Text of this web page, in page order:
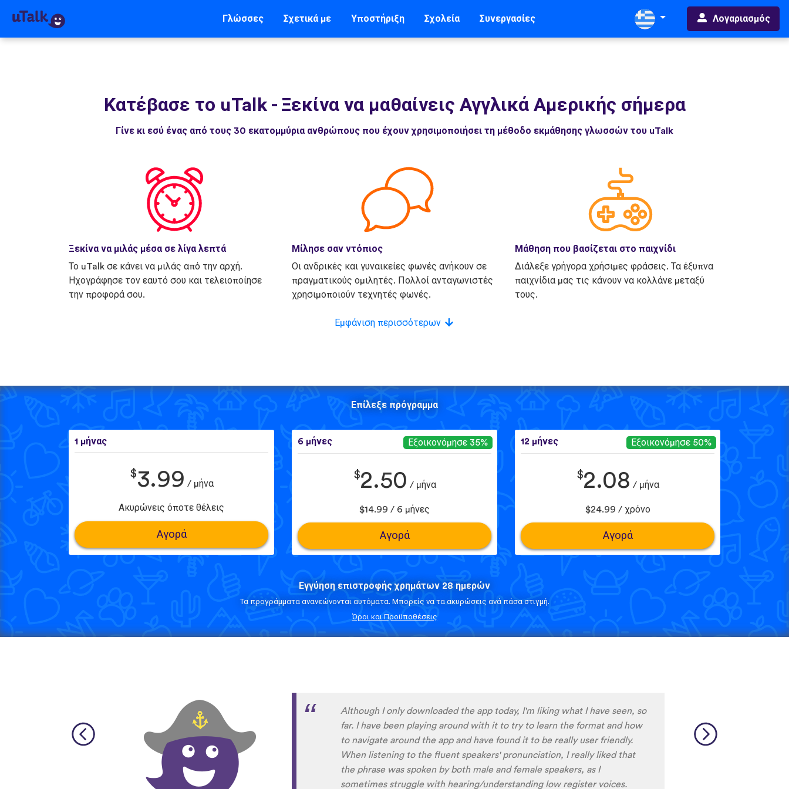
Γλώσσες Σχετικά με Υποστήριξη Σχολεία Συνεργασίες Λογαριασμός
Κατέβασε το uTalk - Ξεκίνα να μαθαίνεις Αγγλικά Αμερικής σήμερα
Γίνε κι εσύ ένας από τους 30 εκατομμύρια ανθρώπους που έχουν χρησιμοποιήσει τη μέθοδο εκμάθησης γλωσσών του uTalk
Ξεκίνα να μιλάς μέσα σε λίγα λεπτά
Το uTalk σε κάνει να μιλάς από την αρχή.
Ηχογράφησε τον εαυτό σου και τελειοποίησε
την προφορά σου.
Μίλησε σαν ντόπιος
Οι ανδρικές και γυναικείες φωνές ανήκουν σε
πραγματικούς ομιλητές. Πολλοί ανταγωνιστές
χρησιμοποιούν τεχνητές φωνές.
Μάθηση που βασίζεται στο παιχνίδι
Διάλεξε γρήγορα χρήσιμες φράσεις. Τα έξυπνα
παιχνίδια μας τις κάνουν να κολλάνε μεταξύ
τους.
Εμφάνιση περισσότερων
Επίλεξε πρόγραμμα
1 μήνας
$3.99 / μήνα
Ακυρώνεις όποτε θέλεις
Αγορά
6 μήνες Εξοικονόμησε 35%
$2.50 / μήνα
$14.99 / 6 μήνες
Αγορά
12 μήνες Εξοικονόμησε 50%
$2.08 / μήνα
$24.99 / χρόνο
Αγορά
Εγγύηση επιστροφής χρημάτων 28 ημερών
Τα προγράμματα ανανεώνονται αυτόματα. Μπορείς να τα ακυρώσεις ανά πάσα στιγμή.
Όροι και Προϋποθέσεις
I’m SOOOOO grateful, you are literally the only app who has SO MANY
African languages !!!!! I recently took a DNA test and I really want to
reconnect with my African roots and it’s so hard to find African
languages other than Swahili on the internet and the resources aren’t
easily accessible… the fact that you have So many languages makes me
so happy because of you, I’ll be able to learn Lingala, Yoruba , Zulu ,